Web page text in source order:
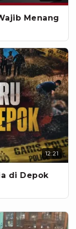
Menang
12:21
di Depok